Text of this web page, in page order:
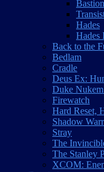
Bastion
Hades
Hades
Back to the
Bedlam
Cradle
Deus Ex:
Duke
Firewatch
Hard Reset,
Shadow
Stray
The
The Stanley
XCOM: